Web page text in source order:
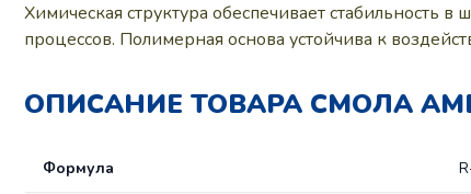
Химическая структура обеспечивает стабильность
процессов. Полимерная основа устойчива к
ОПИСАНИЕ ТОВАРА СМОЛА
Формула